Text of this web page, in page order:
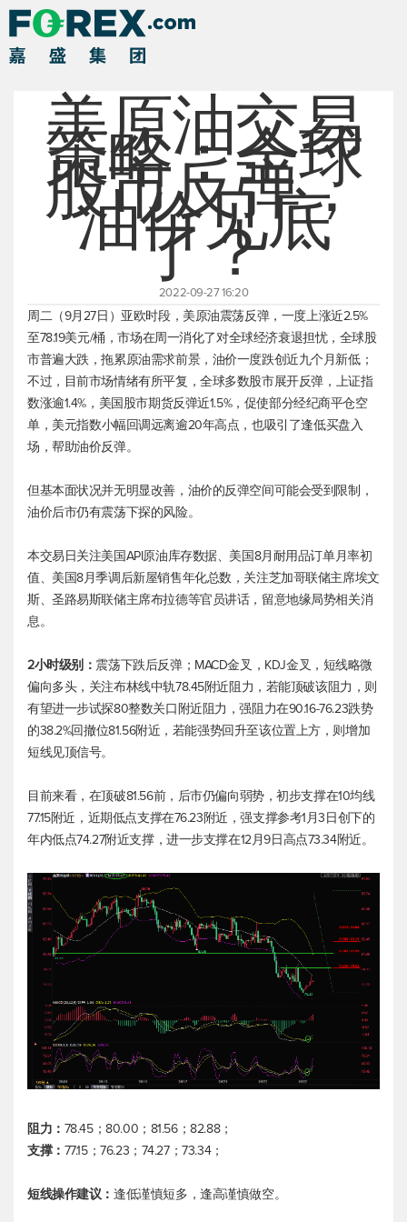
美原油交易
策略：全球
股市反弹，
油价见底
了？
2022-09-27 16:20
周二（9月27日）亚欧时段， 美原油震荡反弹，一度上涨近2.5%
至78.19美元/桶，市场在周一消化了对全球经济衰退担忧，全球股
市普遍大跌，拖累原油需求前景，油价一度跌创近九个月新低；
不过，目前市场情绪有所平复，全球多数股市展开反弹， 上证指
数涨逾1.4%，美国股市期货反弹近1.5%，促使部分经纪商平仓空
单， 美元指数小幅回调远离逾20年高点，也吸引了逢低买盘入
场，帮助油价反弹。
但基本面状况并无明显改善，油价的反弹空间可能会受到限制，
油价后市仍有震荡下探的风险。
本交易日关注美国API原油库存数据、美国8月耐用品订单月率初
值、美国8月季调后新屋销售年化总数，关注芝加哥联储主席埃文
斯、圣路易斯联储主席布拉德等官员讲话，留意地缘局势相关消
息。
2小时级别： 震荡下跌后反弹；MACD金叉，KDJ金叉，短线略微
偏向多头，关注布林线中轨78.45附近阻力，若能顶破该阻力，则
有望进一步试探80整数关口附近阻力，强阻力在90.16-76.23跌势
的38.2%回撤位81.56附近，若能强势回升至该位置上方，则增加
短线见顶信号。
目前来看，在顶破81.56前，后市仍偏向弱势，初步支撑在10均线
77.15附近，近期低点支撑在76.23附近，强支撑参考1月3日创下的
年内低点74.27附近支撑，进一步支撑在12月9日高点73.34附近。
阻力： 78.45；80.00；81.56；82.88；
支撑： 77.15；76.23；74.27；73.34；
短线操作建议：逢低谨慎短多，逢高谨慎做空。